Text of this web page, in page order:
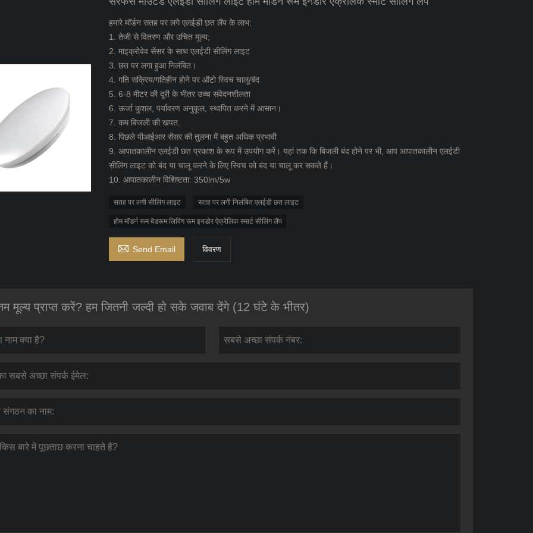
हमारे मॉर्डन सतह पर लगे एलईडी छत लैंप के लाभ:
1. तेजी से वितरण और उचित मूल्य;
2. माइक्रोवेव सेंसर के साथ एलईडी सीलिंग लाइट
3. छत पर लगा हुआ निलंबित।
4. गति सक्रिय/गतिहीन होने पर ऑटो स्विच चालू/बंद
5. 6-8 मीटर की दूरी के भीतर उच्च संवेदनशीलता
6. ऊर्जा कुशल, पर्यावरण अनुकूल, स्थापित करने में आसान।
7. कम बिजली की खपत.
8. पिछले पीआईआर सेंसर की तुलना में बहुत अधिक प्रभावी
9. आपातकालीन एलईडी छत प्रकाश के रूप में उपयोग करें। यहां तक ​​कि बिजली बंद होने पर भी, आप आपातकालीन एलईडी
सीलिंग लाइट को बंद या चालू करने के लिए स्विच को बंद या चालू कर सकते हैं।
10. आपातकालीन विशिष्टता: 350lm/5w
सतह पर लगी सीलिंग लाइट सतह पर लगी निलंबित एलईडी छत लाइट
होम मॉडर्न रूम बेडरूम लिविंग रूम इनडोर ऐक्रेलिक स्मार्ट सीलिंग लैंप
 Send Email विवरण
मूल्य प्राप्त करें? हम जितनी जल्दी हो सके जवाब देंगे (12 घंटे के भीतर)